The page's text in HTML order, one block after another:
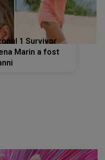
1 Survivor
Marin a fost